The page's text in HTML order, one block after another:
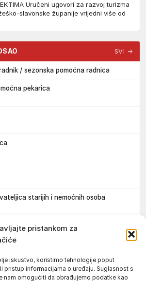
pristankom za
iskustvo, koristimo tehnologije poput
pristup informacijama o uređaju. Suglasnost s
nam omogućiti da obrađujemo podatke kao
Uručeni ugovori za razvoj turizma
slavonske županije vrijedni više od
SVI →
/ sezonska pomoćna radnica
pekarica
starijih i nemoćnih osoba
vozila s poluprikolicom